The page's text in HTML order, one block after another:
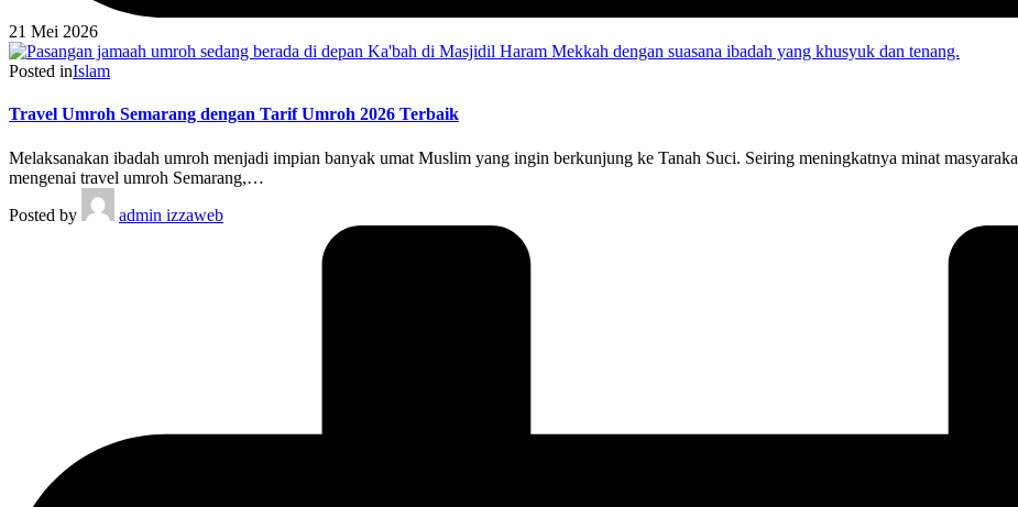
21 Mei 2026
Posted inIslam
Travel Umroh Semarang dengan Tarif Umroh 2026 Terbaik
Melaksanakan ibadah umroh menjadi impian banyak umat Muslim yang ingin berkunjung ke Tanah Suci. Seiring meningkatnya minat
mengenai travel umroh Semarang,…
Posted by
admin izzaweb